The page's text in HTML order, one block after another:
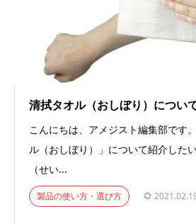
清拭タオル（おしぼり）につい
こんにちは、アメジスト編集部です
ル（おしぼり）」について紹介した
（せい...
製品の使い方・選び方